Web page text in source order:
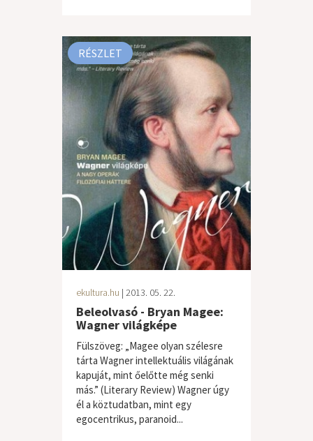
RÉSZLET
ekultura.hu | 2013. 05. 22.
Beleolvasó - Bryan Magee:
Wagner világképe
Fülszöveg: „Magee olyan szélesre
tárta Wagner intellektuális világának
kapuját, mint őelőtte még senki
más.” (Literary Review) Wagner úgy
él a köztudatban, mint egy
egocentrikus, paranoid...